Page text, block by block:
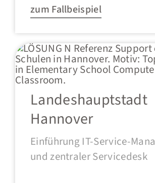
zum Fallbeispiel
Landeshauptstadt
Hannover
Einführung IT-Service-
und zentraler Servicedesk